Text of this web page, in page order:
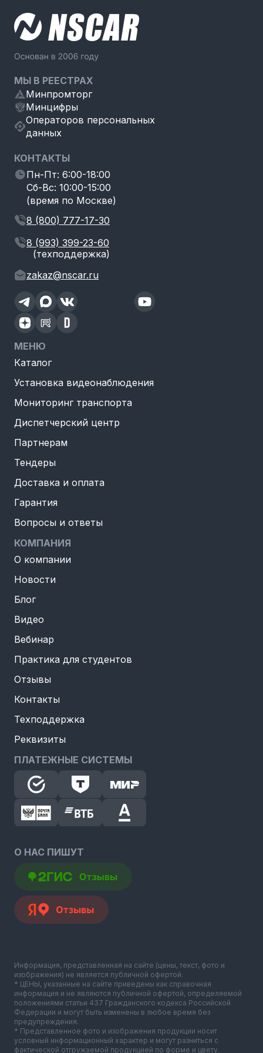
МЫ В РЕЕСТРАХ
Минпромторг
Минцифры
Операторов персональных
данных
КОНТАКТЫ
Пн-Пт: 6:00-18:00
Сб-Вс: 10:00-15:00
(время по Москве)
8 (800) 777-17-30
8 (993) 399-23-60
(техподдержка)
zakaz@nscar.ru
МЕНЮ
Каталог
Установка видеонаблюдения
Мониторинг транспорта
Диспетчерский центр
Партнерам
Тендеры
Доставка и оплата
Гарантия
Вопросы и ответы
КОМПАНИЯ
О компании
Новости
Блог
Видео
Вебинар
Практика для студентов
Отзывы
Контакты
Техподдержка
Реквизиты
ПЛАТЕЖНЫЕ СИСТЕМЫ
О НАС ПИШУТ
Информация, представленная на сайте (цены, текст, фото и
изображения) не является публичной офертой.
* ЦЕНЫ, указанные на сайте приведены как справочная
информация и не являются публичной офертой, определяемой
положениями статьи 437 Гражданского кодекса Российской
Федерации и могут быть изменены в любое время без
предупреждения.
* Представленное фото и изображения продукции носит
условный информационный характер и могут разниться с
фактической отгружаемой продукцией по форме и цвету.